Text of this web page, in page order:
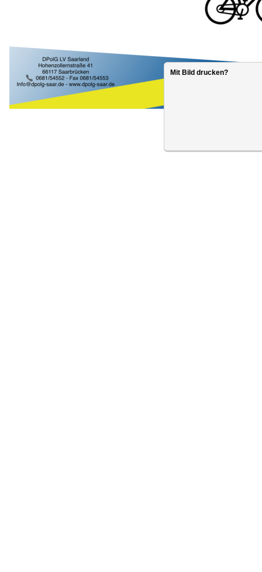
Mit Bild drucken?